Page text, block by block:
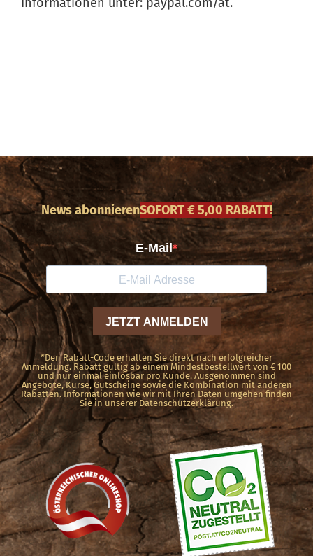
News abonnierenSOFORT € 5,00 RABATT!
*Den Rabatt-Code erhalten Sie direkt nach erfolgreicher
Anmeldung. Rabatt gültig ab einem Mindestbestellwert von € 100
und nur einmal einlösbar pro Kunde. Ausgenommen sind
Angebote, Kurse, Gutscheine sowie die Kombination mit anderen
Rabatten. Informationen wie wir mit Ihren Daten umgehen finden
Sie in unserer Datenschutzerklärung.